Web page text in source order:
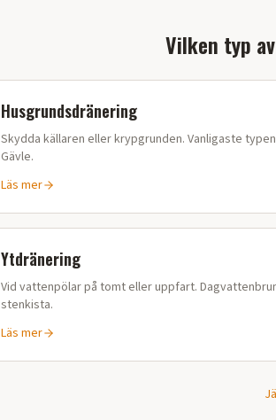
Vilken typ
Husgrundsdränering
Skydda källaren eller krypgrunden. Vanligaste
Gävle.
Läs mer
Ytdränering
Vid vattenpölar på tomt eller uppfart.
stenkista.
Läs mer